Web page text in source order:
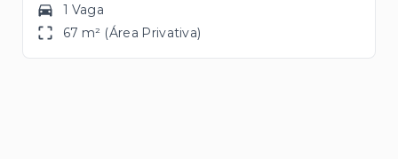
1 Vaga
67 m² (Área Privativa)